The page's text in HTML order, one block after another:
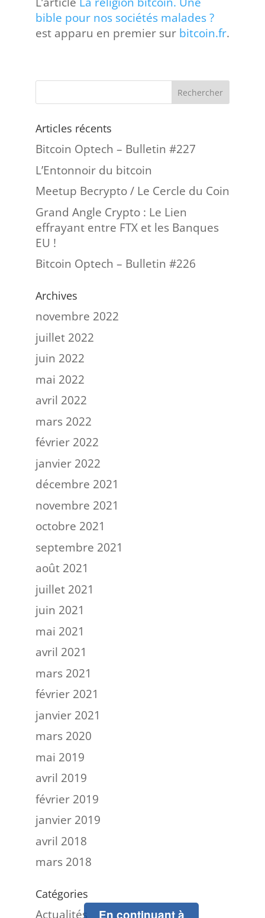
bible pour nos sociétés malades ?
est apparu en premier sur bitcoin.fr.
Articles récents
Bitcoin Optech – Bulletin #227
L’Entonnoir du bitcoin
Meetup Becrypto / Le Cercle du Coin
Grand Angle Crypto : Le Lien
effrayant entre FTX et les Banques
EU !
Bitcoin Optech – Bulletin #226
Archives
novembre 2022
juillet 2022
juin 2022
mai 2022
avril 2022
mars 2022
février 2022
janvier 2022
décembre 2021
novembre 2021
octobre 2021
septembre 2021
août 2021
juillet 2021
juin 2021
mai 2021
avril 2021
mars 2021
février 2021
janvier 2021
mars 2020
mai 2019
avril 2019
février 2019
janvier 2019
avril 2018
mars 2018
Catégories
Actualités En continuant à